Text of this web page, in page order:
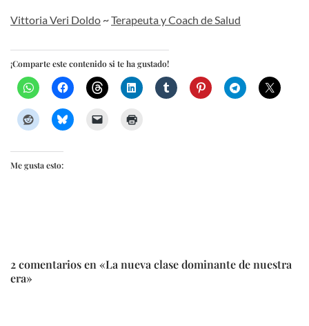
Vittoria Veri Doldo ~Terapeuta y Coach de Salud
¡Comparte este contenido si te ha gustado!
Me gusta esto:
2 comentarios en «La nueva clase dominante de nuestra
era»